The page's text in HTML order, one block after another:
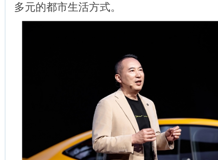
多元的都市生活方式。